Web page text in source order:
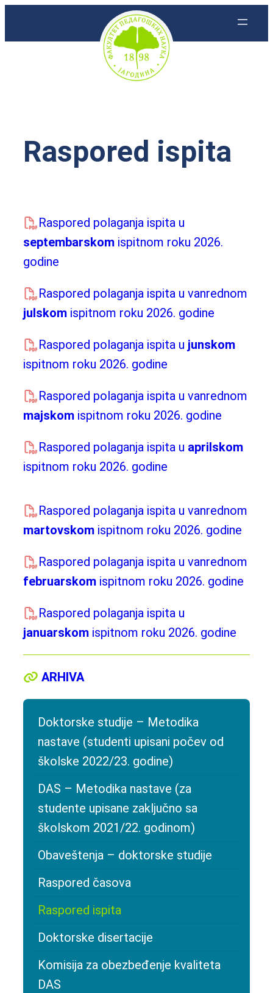
Raspored ispita
Raspored polaganja ispita u
septembarskom ispitnom roku 2026.
godine
Raspored polaganja ispita u vanrednom
julskom ispitnom roku 2026. godine
Raspored polaganja ispita u junskom
ispitnom roku 2026. godine
Raspored polaganja ispita u vanrednom
majskom ispitnom roku 2026. godine
Raspored polaganja ispita u aprilskom
ispitnom roku 2026. godine
Raspored polaganja ispita u vanrednom
martovskom ispitnom roku 2026. godine
Raspored polaganja ispita u vanrednom
februarskom ispitnom roku 2026. godine
Raspored polaganja ispita u
januarskom ispitnom roku 2026. godine
ARHIVA
Doktorske studije – Metodika
nastave (studenti upisani počev od
školske 2022/23. godine)
DAS – Metodika nastave (za
studente upisane zaključno sa
školskom 2021/22. godinom)
Obaveštenja – doktorske studije
Raspored časova
Raspored ispita
Doktorske disertacije
Komisija za obezbeđenje kvaliteta
DAS